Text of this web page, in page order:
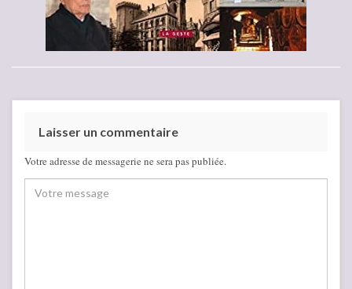
Laisser un commentaire
Votre adresse de messagerie ne sera pas publiée.